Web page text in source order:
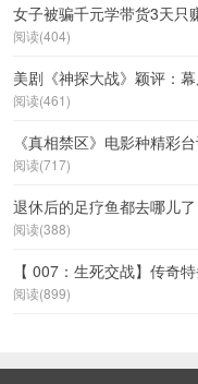
女子被骗千元学带货3天只
阅读(404)
美剧《神探大战》颖评：
阅读(461)
《真相禁区》电影种精彩
阅读(717)
退休后的足疗鱼都去哪儿
阅读(388)
【 007：生死交战】传奇
阅读(899)